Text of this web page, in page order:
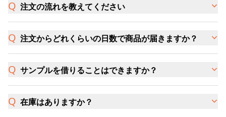
注文の流れを教えてください
注文からどれくらいの日数で商品が届きますか？
サンプルを借りることはできますか？
在庫はありますか？